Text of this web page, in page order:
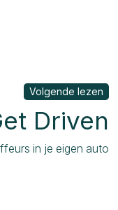
Volgende lezen
Driven
in je eigen auto